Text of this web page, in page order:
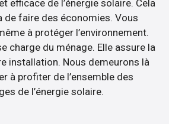
efficace de l’énergie solaire. Cela
de faire des économies. Vous
à protéger l’environnement.
charge du ménage. Elle assure la
installation. Nous demeurons là
à profiter de l’ensemble des
de l’énergie solaire.